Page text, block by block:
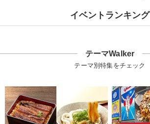
イベントランキング
テーマWalker
テーマ別特集をチェック